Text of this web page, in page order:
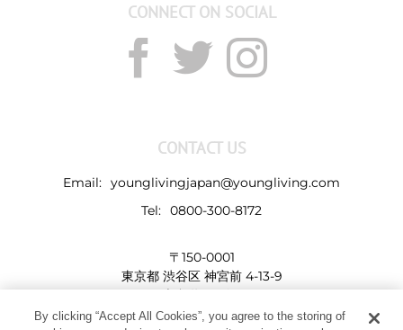
CONNECT ON SOCIAL
CONTACT US
Email: younglivingjapan@youngliving.com
Tel: 0800-300-8172
〒150-0001
東京都 渋谷区 神宮前 4-13-9
By clicking “Accept All Cookies”, you agree to the storing of